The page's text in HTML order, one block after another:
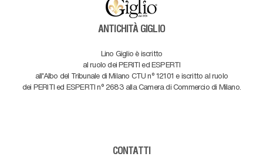
ANTICHITÀ GIGLIO
Lino Giglio è iscritto
al ruolo dei PERITI ed ESPERTI
all'Albo del Tribunale di Milano CTU n° 12101 e iscritto al ruolo
dei PERITI ed ESPERTI n° 2683 alla Camera di Commercio di Milano.
CONTATTI